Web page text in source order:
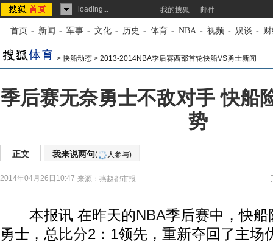
loading... 我的搜狐 邮件
首页 - 新闻 - 军事 - 文化 - 历史 - 体育 - NBA - 视频 - 娱谈 -
>快船动态 > 2013-2014NBA季后赛西部首轮快船VS勇士新闻
季后赛无奈勇士不敌对手 快船
势
正文 我来说两句( 人参与)
2014年04月26日10:47 来源： 燕赵都市报
本报讯 在昨天的NBA季后赛中，快船
勇士，总 比分2：1领先，重新夺回了主场